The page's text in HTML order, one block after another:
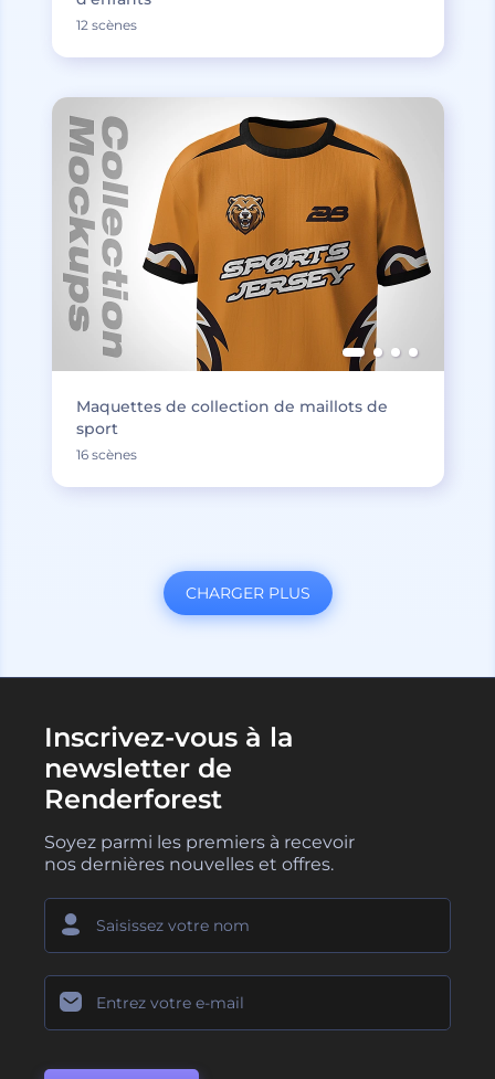
12 scènes
Maquettes de collection de maillots de
sport
16 scènes
CHARGER PLUS
Inscrivez-vous à la
newsletter de
Renderforest
Soyez parmi les premiers à recevoir
nos dernières nouvelles et offres.